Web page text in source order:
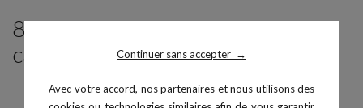
Continuer sans accepter →
Avec votre accord, nos partenaires et nous utilisons des
8 produits parmi ceux de la même
catégorie :
PACK